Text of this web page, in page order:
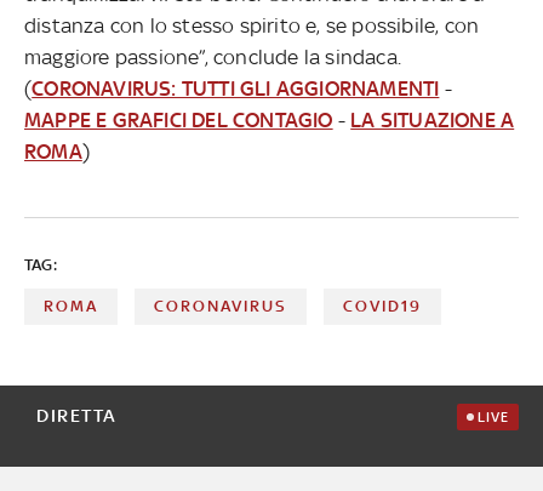
distanza con lo stesso spirito e, se possibile, con
maggiore passione”, conclude la sindaca.
(CORONAVIRUS: TUTTI GLI AGGIORNAMENTI -
MAPPE E GRAFICI DEL CONTAGIO - LA SITUAZIONE A
ROMA)
TAG:
ROMA CORONAVIRUS COVID19
DIRETTA LIVE